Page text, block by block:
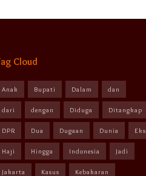
Cloud
Anak Bupati Dalam dan
dari dengan Diduga Ditangkap
DPR Dua Dugaan Dunia Eks
Haji Hingga Indonesia Jadi
Jakarta Kasus Kebakaran